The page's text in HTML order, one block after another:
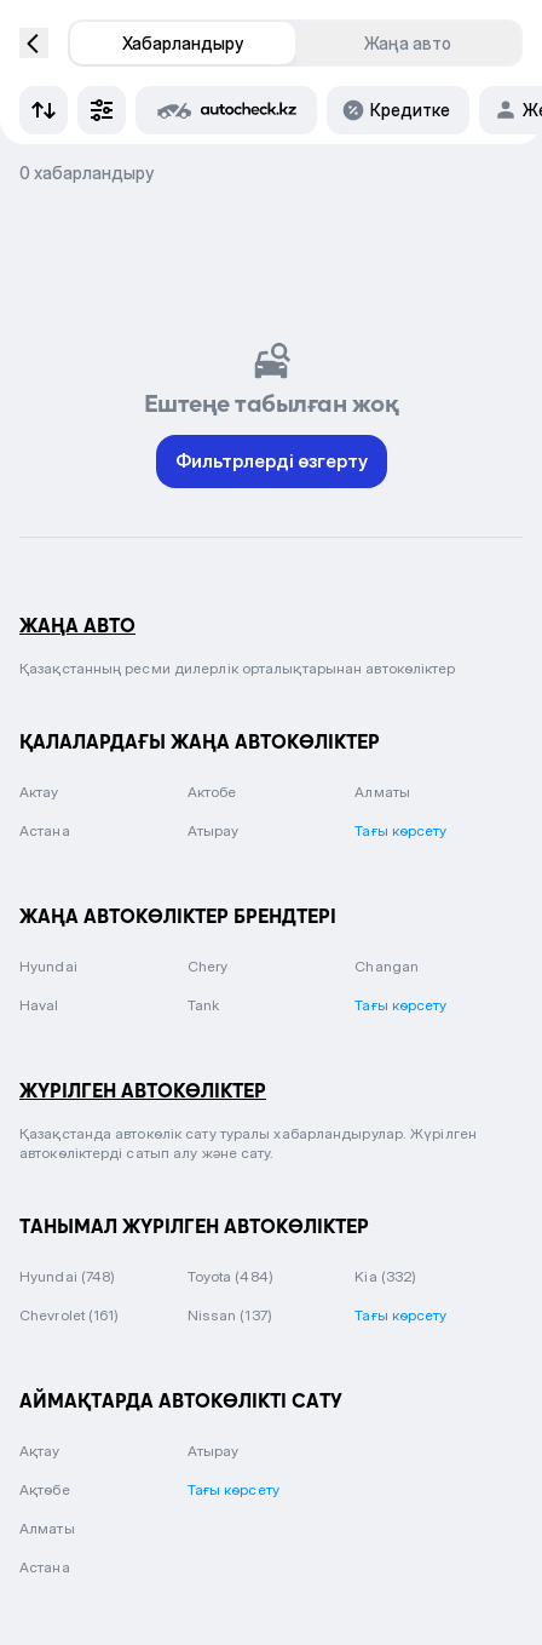
Хабарландыру Жаңа авто
Кредитке
0 хабарландыру
Ештеңе табылған жоқ
Фильтрлерді өзгерту
ЖАҢА АВТО
Қазақстанның ресми дилерлік орталықтарынан автокөліктер
ҚАЛАЛАРДАҒЫ ЖАҢА АВТОКӨЛІКТЕР
Актау Актобе Алматы
Астана Атырау Тағы көрсету
ЖАҢА АВТОКӨЛІКТЕР БРЕНДТЕРІ
Hyundai Chery Changan
Haval Tank Тағы көрсету
ЖҮРІЛГЕН АВТОКӨЛІКТЕР
Қазақстанда автокөлік сату туралы хабарландырулар. Жүрілген
автокөліктерді сатып алу және сату.
ТАНЫМАЛ ЖҮРІЛГЕН АВТОКӨЛІКТЕР
Hyundai (748) Toyota (484) Kia (332)
Chevrolet (161) Nissan (137) Тағы көрсету
АЙМАҚТАРДА АВТОКӨЛІКТІ САТУ
Ақтау
Ақтөбе
Алматы
Астана
Атырау
Тағы көрсету